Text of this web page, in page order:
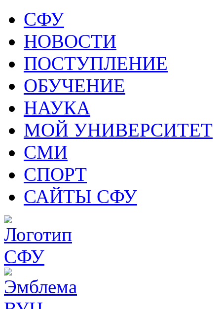
СФУ
НОВОСТИ
ПОСТУПЛЕНИЕ
ОБУЧЕНИЕ
НАУКА
МОЙ УНИВЕРСИТЕТ
СМИ
СПОРТ
САЙТЫ СФУ